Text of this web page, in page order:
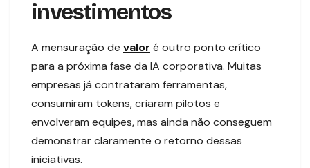
investimentos
A mensuração de valor é outro ponto crítico
para a próxima fase da IA corporativa. Muitas
empresas já contrataram ferramentas,
consumiram tokens, criaram pilotos e
envolveram equipes, mas ainda não conseguem
demonstrar claramente o retorno dessas
iniciativas.